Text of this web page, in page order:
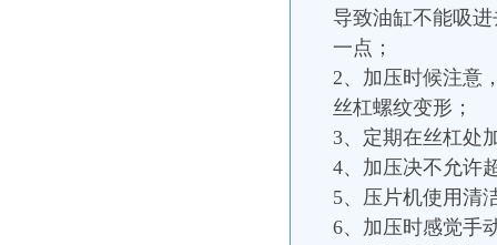
导致油缸不能吸
一点；
2、加压时候注意
丝杠螺纹变形；
3、定期在丝杠处
4、加压决不允许
5、压片机使用清
6、加压时感觉手